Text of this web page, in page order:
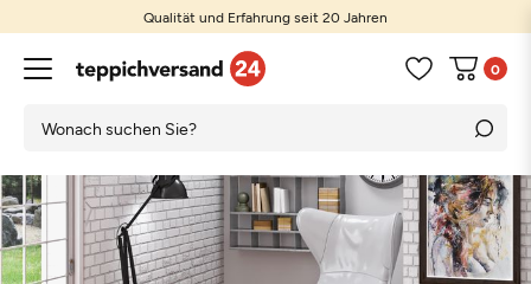
Qualität und Erfahrung seit 20 Jahren
0